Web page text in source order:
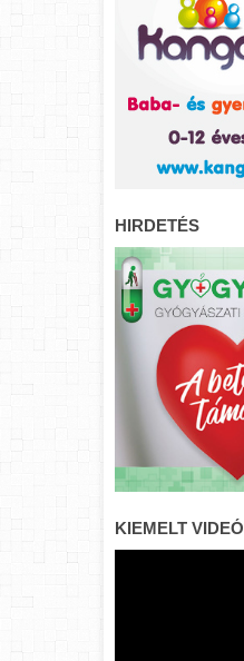
HIRDETÉS
KIEMELT VIDEÓ